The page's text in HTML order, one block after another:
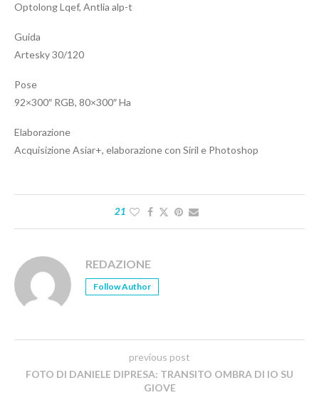
Optolong Lqef, Antlia alp-t
Guida
Artesky 30/120
Pose
92×300″ RGB, 80×300″ Ha
Elaborazione
Acquisizione Asiar+, elaborazione con Siril e Photoshop
21
REDAZIONE
Follow Author
previous post
FOTO DI DANIELE DIPRESA: TRANSITO OMBRA DI IO SU
GIOVE